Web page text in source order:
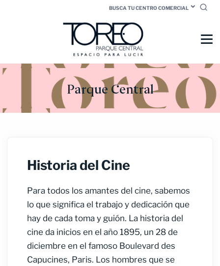
BUSCA TU CENTRO COMERCIAL
Parque Central
Historia del Cine
Para todos los amantes del cine, sabemos
lo que significa el trabajo y dedicación que
hay de cada toma y guión. La historia del
cine da inicios en el año 1895, un 28 de
diciembre en el famoso Boulevard des
Capucines, Paris. Los hombres que se